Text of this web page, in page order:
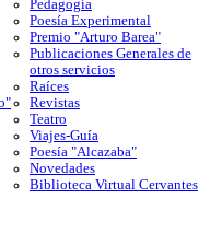
Pedagogía
Poesía Experimental
Premio "Arturo Barea"
Publicaciones Generales de
otros servicios
Raíces
Revistas
Teatro
Viajes-Guía
Poesía "Alcazaba"
Novedades
Biblioteca Virtual Cervantes